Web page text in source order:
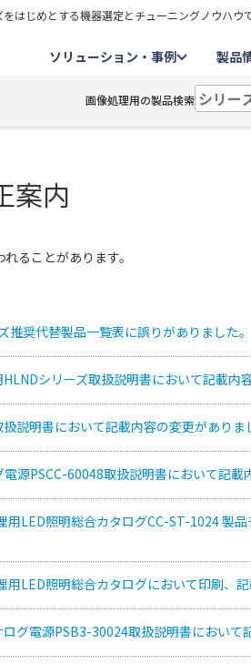
はじめとする機器選定とチューニングノウハウ
ソリューション・事例 製品
画像処理用の製品検索
案内
ることがあります。
推奨代替製品一覧表に誤りがありました。
シリーズ取扱説明書において記載内
説明書において記載内容の変更がありま
源PSCC-60048取扱説明書において記載
用LED照明総合カタログCC-ST-1024 製
用LED照明総合カタログにおいて印刷、記
グ電源PSB3-30024取扱説明書において